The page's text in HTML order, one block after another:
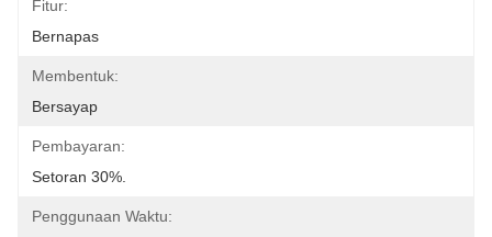
Fitur:
Bernapas
Membentuk:
Bersayap
Pembayaran:
Setoran 30%.
Penggunaan Waktu: